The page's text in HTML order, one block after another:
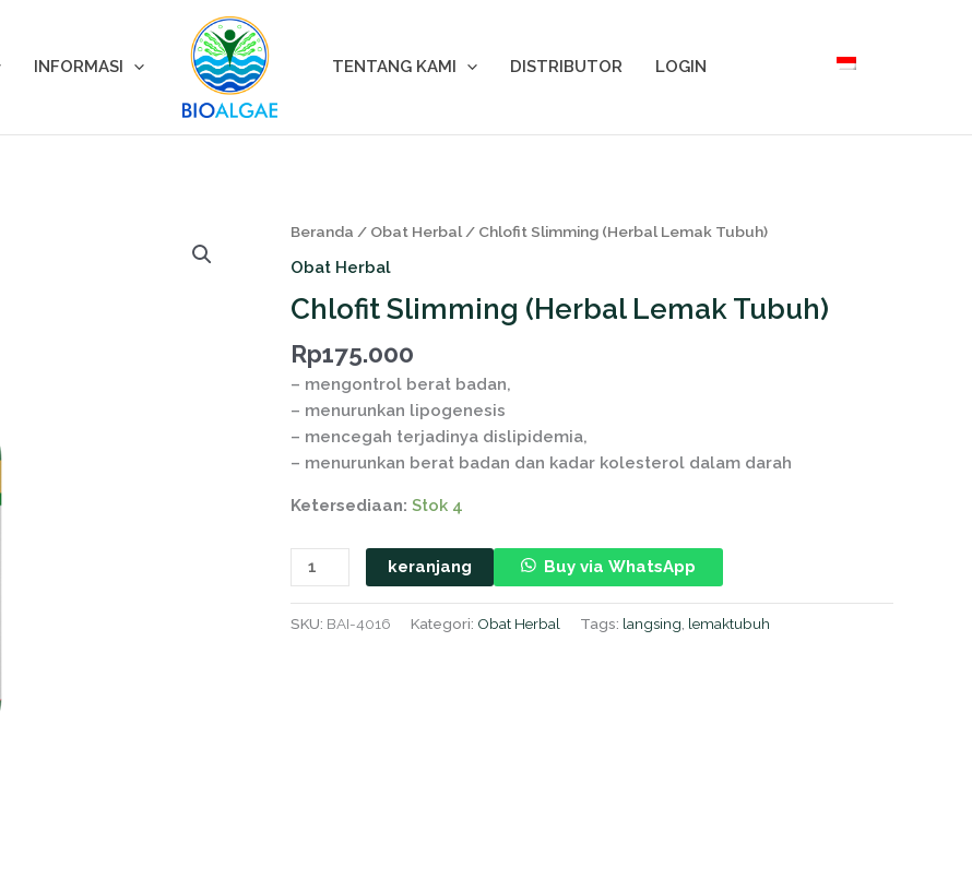
INFORMASI TENTANG KAMI DISTRIBUTOR LOGIN
Beranda / Obat Herbal / Chlofit Slimming (Herbal Lemak Tubuh)
Obat Herbal
Chlofit Slimming (Herbal Lemak Tubuh)
Rp175.000
– mengontrol berat badan,
– menurunkan lipogenesis
– mencegah terjadinya dislipidemia,
– menurunkan berat badan dan kadar kolesterol dalam darah
Ketersediaan: Stok 4
Kuantitas
Chlofit
(Herbal
Tubuh)
keranjang Buy via WhatsApp
SKU: BAI-4016 Kategori: Obat Herbal Tags: langsing, lemaktubuh